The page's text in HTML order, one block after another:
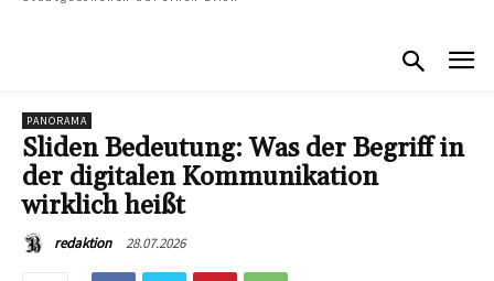
PANORAMA
Sliden Bedeutung: Was der Begriff in
der digitalen Kommunikation
wirklich heißt
redaktion 28.07.2026